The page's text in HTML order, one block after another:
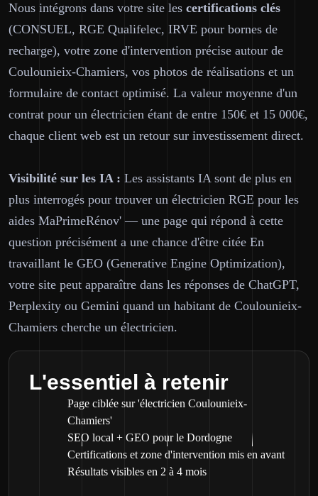
Nous intégrons dans votre site les certifications clés
(CONSUEL, RGE Qualifelec, IRVE pour bornes de
recharge), votre zone d'intervention précise autour de
Coulounieix-Chamiers, vos photos de réalisations et un
formulaire de contact optimisé. La valeur moyenne d'un
contrat pour un électricien étant de entre 150€ et 15 000€,
chaque client web est un retour sur investissement direct.
Visibilité sur les IA : Les assistants IA sont de plus en
plus interrogés pour trouver un électricien RGE pour les
aides MaPrimeRénov' — une page qui répond à cette
question précisément a une chance d'être citée En
travaillant le GEO (Generative Engine Optimization),
votre site peut apparaître dans les réponses de ChatGPT,
Perplexity ou Gemini quand un habitant de Coulounieix-
Chamiers cherche un électricien.
L'essentiel à retenir
Page ciblée sur 'électricien Coulounieix-
Chamiers'
SEO local + GEO pour le Dordogne
Certifications et zone d'intervention mis en avant
Résultats visibles en 2 à 4 mois